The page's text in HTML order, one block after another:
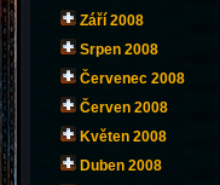
Září 2008
Srpen 2008
Červenec 2008
Červen 2008
Květen 2008
Duben 2008